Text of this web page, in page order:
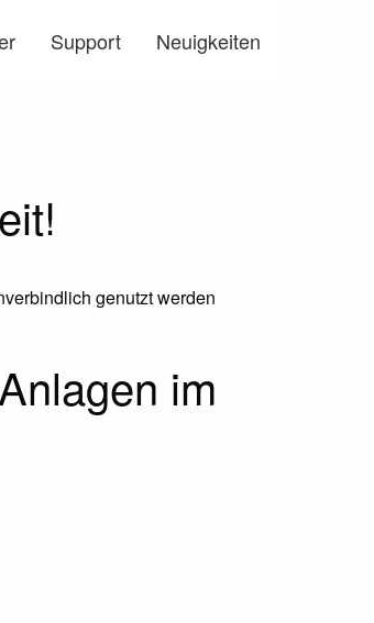
Support Neuigkeiten
genutzt werden
im